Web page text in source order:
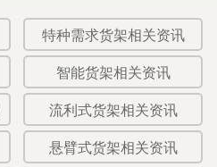
特种需求货架相关资讯
智能货架相关资讯
流利式货架相关资讯
悬臂式货架相关资讯